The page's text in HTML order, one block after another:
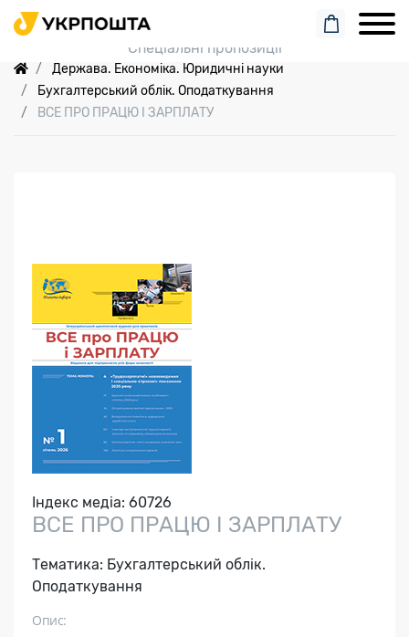
Пошук замовлення
Спеціальні пропозиції
Держава. Економіка. Юридичні науки
Бухгалтерський облік. Оподаткування
ВСЕ ПРО ПРАЦЮ І ЗАРПЛАТУ
Індекс медіа: 60726
ВСЕ ПРО ПРАЦЮ І ЗАРПЛАТУ
Тематика: Бухгалтерський облік.
Оподаткування
Опис: